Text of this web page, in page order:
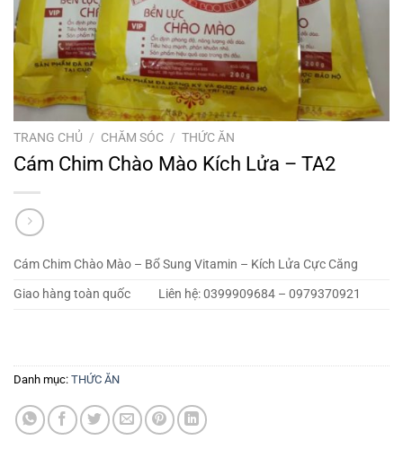
TRANG CHỦ / CHĂM SÓC / THỨC ĂN
Cám Chim Chào Mào Kích Lửa – TA2
Cám Chim Chào Mào – Bổ Sung Vitamin – Kích Lửa Cực Căng
Giao hàng toàn quốc
Liên hệ: 0399909684 – 0979370921
Danh mục: THỨC ĂN